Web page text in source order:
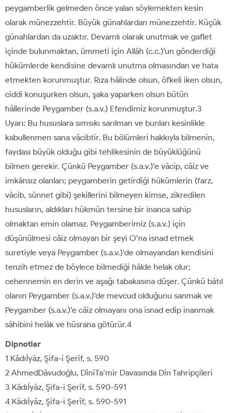
peygamberlik gelmeden önce yalan söylemekten kesin
olarak münezzehtir. Büyük günahlardan münezzehtir. Küçük
günahlardan da uzaktır. Devamlı olarak unutmak ve gaflet
içinde bulunmaktan, ümmeti için Allâh (c.c.)’un gönderdiği
hükümlerde kendisine devamlı unutma olmasından ve hata
etmekten korunmuştur. Rıza hâlinde olsun, öfkeli iken olsun,
ciddi konuşurken olsun, şaka yaparken olsun bütün
hâllerinde Peygamber (s.a.v.) Efendimiz korunmuştur.3
Uyarı: Bu hususlara sımsıkı sarılman ve bunları kesinlikle
kabullenmen sana vâcibtir. Bu bölümleri hakkıyla bilmenin,
faydası büyük olduğu gibi tehlikesinin de büyüklüğünü
bilmen gerekir. Çünkü Peygamber (s.a.v.)’e vâcip, câiz ve
imkânsız olanları; peygamberin getirdiği hükümlerin (farz,
vâcib, sünnet gibi) şekillerini bilmeyen kimse, zikredilen
hususların, aldıkları hükmün tersine bir inanca sahip
olmaktan emin olamaz. Peygamberimiz (s.a.v.) için
düşünülmesi câiz olmayan bir şeyi O’na isnad etmek
suretiyle veya Peygamber (s.a.v.)’de olmayandan kendisini
tenzih etmez de böylece bilmediği hâlde helak olur;
cehennemin en derin ve aşağı tabakasına düşer. Çünkü bâtıl
olanın Peygamber (s.a.v.)’de mevcud olduğunu sanmak ve
Peygamber (s.a.v.)’e câiz olmayanı ona isnad edip inanmak
sâhibini helâk ve hüsrana götürür.4
Dipnotlar
1 Kâdıİyâz, Şifa-i Şerîf, s. 590
2 AhmedDâvudoğlu, DîniTa’mir Davasında Dîn Tahripçileri
3 Kâdıİyâz, Şifa-i Şerîf, s. 590-591
4 Kâdıİyâz, Şifa-i Şerîf, s. 590-591